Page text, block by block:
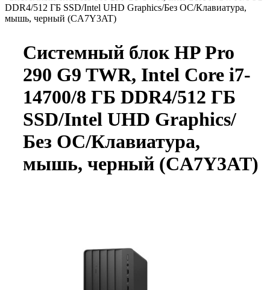
DDR4/512 ГБ SSD/Intel UHD Graphics/Без ОС/Клавиатура,
мышь, черный (CA7Y3AT)
Системный блок HP Pro
290 G9 TWR, Intel Core i7-
14700/8 ГБ DDR4/512 ГБ
SSD/Intel UHD Graphics/
Без ОС/Клавиатура,
мышь, черный (CA7Y3AT)